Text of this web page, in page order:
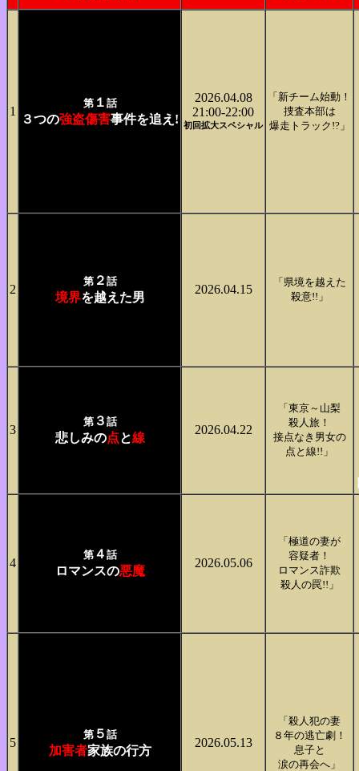
1
第１ 話
３つの強盗傷害事件を追え!
2026.04.08
21:00-22:00
初回拡大スペシャル
「新チーム始動！
捜査本部は
爆走トラック!?」
2
第２ 話
境界を越えた男
2026.04.15
「県境を越えた
殺意!!」
3
第３ 話
悲しみの点と線
2026.04.22
「東京～山梨
殺人旅！
接点なき男女の
点と線!!」
4
第４ 話
ロマンスの悪魔
2026.05.06
「極道の妻が
容疑者！
ロマンス詐欺
殺人の罠!!」
5
第５ 話
加害者家族の行方
2026.05.13
「殺人犯の妻
８年の逃亡劇！
息子と
涙の再会へ」